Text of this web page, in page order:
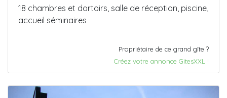
18 chambres et dortoirs, salle de réception, piscine,
accueil séminaires
Propriétaire de ce grand gîte ?
Créez votre annonce GitesXXL !